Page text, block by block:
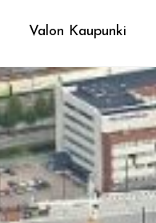
Valon Kaupunki